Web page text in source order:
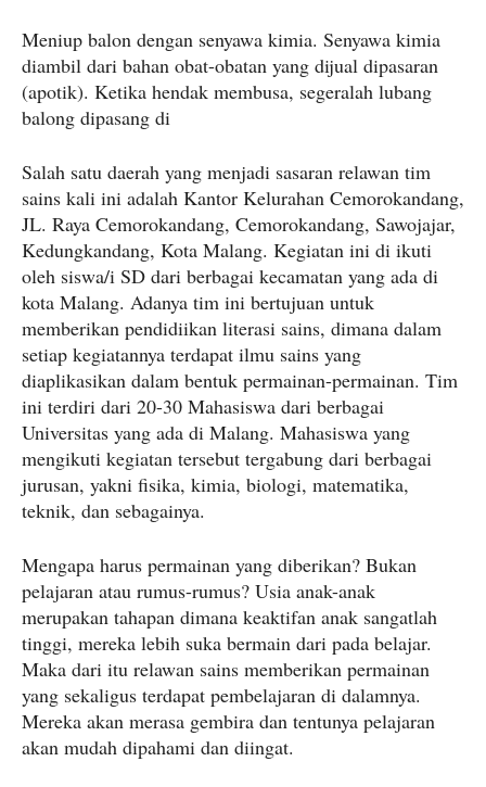
Meniup balon dengan senyawa kimia. Senyawa kimia
diambil dari bahan obat-obatan yang dijual dipasaran
(apotik). Ketika hendak membusa, segeralah lubang
balong dipasang di
Salah satu daerah yang menjadi sasaran relawan tim
sains kali ini adalah Kantor Kelurahan Cemorokandang,
JL. Raya Cemorokandang, Cemorokandang, Sawojajar,
Kedungkandang, Kota Malang. Kegiatan ini di ikuti
oleh siswa/i SD dari berbagai kecamatan yang ada di
kota Malang. Adanya tim ini bertujuan untuk
memberikan pendidiikan literasi sains, dimana dalam
setiap kegiatannya terdapat ilmu sains yang
diaplikasikan dalam bentuk permainan-permainan. Tim
ini terdiri dari 20-30 Mahasiswa dari berbagai
Universitas yang ada di Malang. Mahasiswa yang
mengikuti kegiatan tersebut tergabung dari berbagai
jurusan, yakni fisika, kimia, biologi, matematika,
teknik, dan sebagainya.
Mengapa harus permainan yang diberikan? Bukan
pelajaran atau rumus-rumus? Usia anak-anak
merupakan tahapan dimana keaktifan anak sangatlah
tinggi, mereka lebih suka bermain dari pada belajar.
Maka dari itu relawan sains memberikan permainan
yang sekaligus terdapat pembelajaran di dalamnya.
Mereka akan merasa gembira dan tentunya pelajaran
akan mudah dipahami dan diingat.